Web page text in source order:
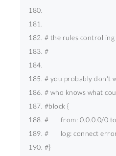
# the rules
#
# you probably don't
# who knows what
#block {
#       from: 0.0.0.0/0
#       log: connect
#}